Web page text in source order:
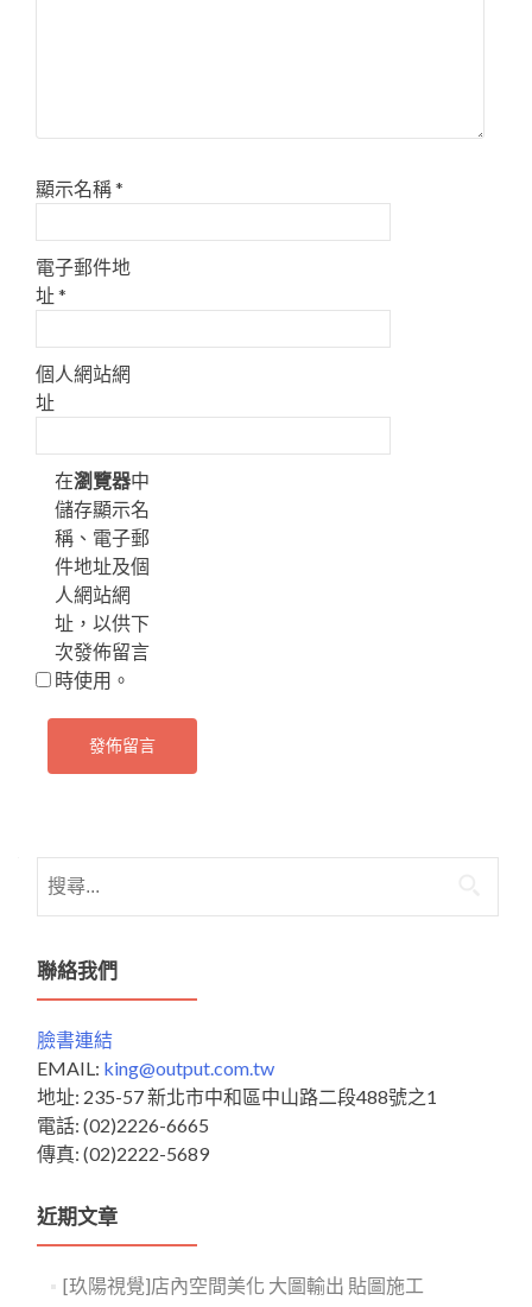
顯示名稱*
電子郵件地
址*
個人網站網
址
在瀏覽器中
儲存顯示名
稱、電子郵
件地址及個
人網站網
址，以供下
次發佈留言
時使用。
尋
鍵
字:
聯絡我們
臉書連結
EMAIL: king@output.com.tw
地址: 235-57 新北市中和區中山路二段488號之1
電話: (02)2226-6665
傳真: (02)2222-5689
近期文章
[玖陽視覺]店內空間美化 大圖輸出 貼圖施工